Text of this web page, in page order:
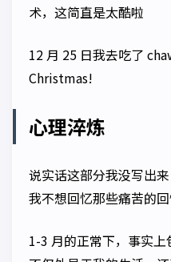
术，这简直是太酷啦
12 月 25 日我去吃了
Christmas!
心理淬炼
说实话这部分我没写出
我不想回忆那些痛苦的
1-3 月的正常下，事实上